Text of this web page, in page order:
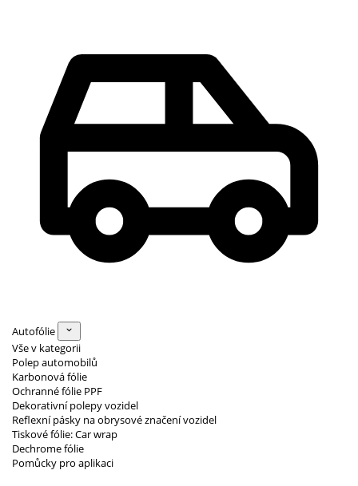
Autofólie
Vše v kategorii
Polep automobilů
Karbonová fólie
Ochranné fólie PPF
Dekorativní polepy vozidel
Reflexní pásky na obrysové značení vozidel
Tiskové fólie: Car wrap
Dechrome fólie
Pomůcky pro aplikaci